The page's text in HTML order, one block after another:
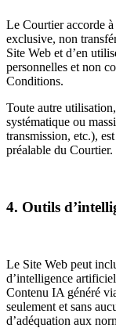
Le Courtier accorde
exclusive, non
Site Web et d’en
personnelles et non
Conditions.
Toute autre
systématique ou
transmission, etc.),
préalable du Courtier.
4. Outils
Le Site Web peut
d’intelligence
Contenu IA généré
seulement et sans
d’adéquation aux